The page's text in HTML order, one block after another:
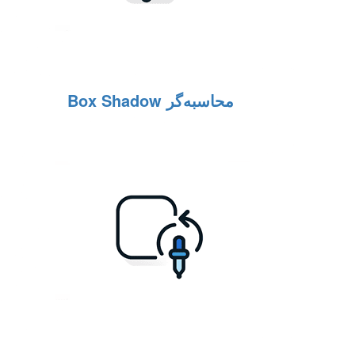
محاسبه‌گر Box Shadow